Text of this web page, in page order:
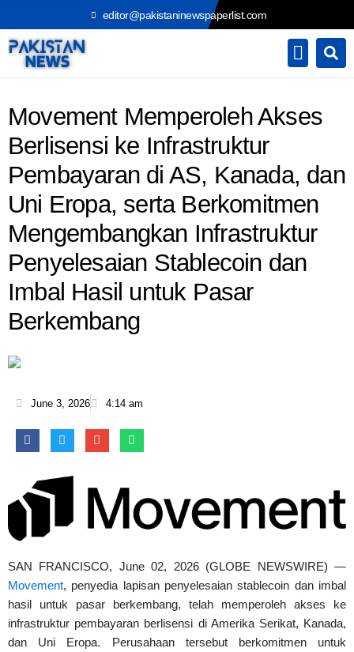
to
content
editor@pakistaninewspaperlist.com
Movement Memperoleh Akses
Berlisensi ke Infrastruktur
Pembayaran di AS, Kanada, dan
Uni Eropa, serta Berkomitmen
Mengembangkan Infrastruktur
Penyelesaian Stablecoin dan
Imbal Hasil untuk Pasar
Berkembang
June 3, 2026 4:14 am
SAN FRANCISCO, June 02, 2026 (GLOBE NEWSWIRE) —
Movement, penyedia lapisan penyelesaian stablecoin dan imbal
hasil untuk pasar berkembang, telah memperoleh akses ke
infrastruktur pembayaran berlisensi di Amerika Serikat, Kanada,
dan Uni Eropa. Perusahaan tersebut berkomitmen untuk